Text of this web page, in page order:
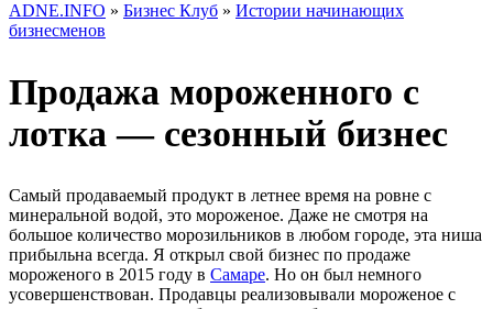
ADNE.INFO » Бизнес Клуб » Истории начинающих
бизнесменов
Продажа мороженного с
лотка — сезонный бизнес
Самый продаваемый продукт в летнее время на ровне с
минеральной водой, это мороженое. Даже не смотря на
большое количество морозильников в любом городе, эта ниша
прибыльна всегда. Я открыл свой бизнес по продаже
мороженого в 2015 году в Самаре. Но он был немного
усовершенствован. Продавцы реализовывали мороженое с